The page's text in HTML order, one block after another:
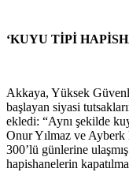
‘KUYU TİPİ
Akkaya, Yüksek
başlayan siyasi
ekledi: “Aynı şekilde
Onur Yılmaz ve Ayberk
300’lü günlerine
hapishanelerin